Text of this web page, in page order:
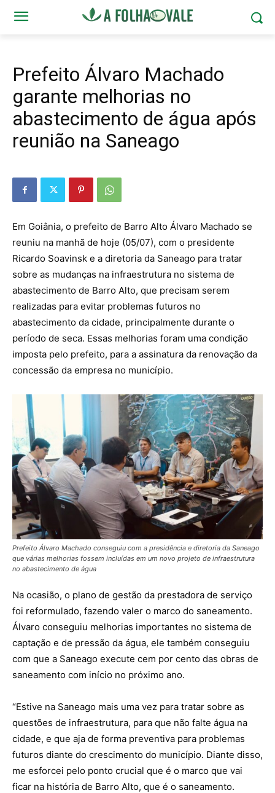
Prefeito Álvaro Machado
garante melhorias no
abastecimento de água após
reunião na Saneago
Em Goiânia, o prefeito de Barro Alto Álvaro Machado se
reuniu na manhã de hoje (05/07), com o presidente
Ricardo Soavinsk e a diretoria da Saneago para tratar
sobre as mudanças na infraestrutura no sistema de
abastecimento de Barro Alto, que precisam serem
realizadas para evitar problemas futuros no
abastecimento da cidade, principalmente durante o
período de seca. Essas melhorias foram uma condição
imposta pelo prefeito, para a assinatura da renovação da
concessão da empresa no município.
Prefeito Álvaro Machado conseguiu com a presidência e diretoria da Saneago
que várias melhorias fossem incluídas em um novo projeto de infraestrutura
no abastecimento de água
Na ocasião, o plano de gestão da prestadora de serviço
foi reformulado, fazendo valer o marco do saneamento.
Álvaro conseguiu melhorias importantes no sistema de
captação e de pressão da água, ele também conseguiu
com que a Saneago execute cem por cento das obras de
saneamento com início no próximo ano.
“Estive na Saneago mais uma vez para tratar sobre as
questões de infraestrutura, para que não falte água na
cidade, e que aja de forma preventiva para problemas
futuros diante do crescimento do município. Diante disso,
me esforcei pelo ponto crucial que é o marco que vai
ficar na história de Barro Alto, que é o saneamento.